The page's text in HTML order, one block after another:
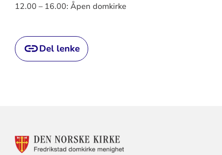
12.00 – 16.00: Åpen domkirke
Del lenke
FOR